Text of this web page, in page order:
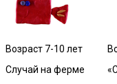
Возраст 7-10 лет
Случай на ферме